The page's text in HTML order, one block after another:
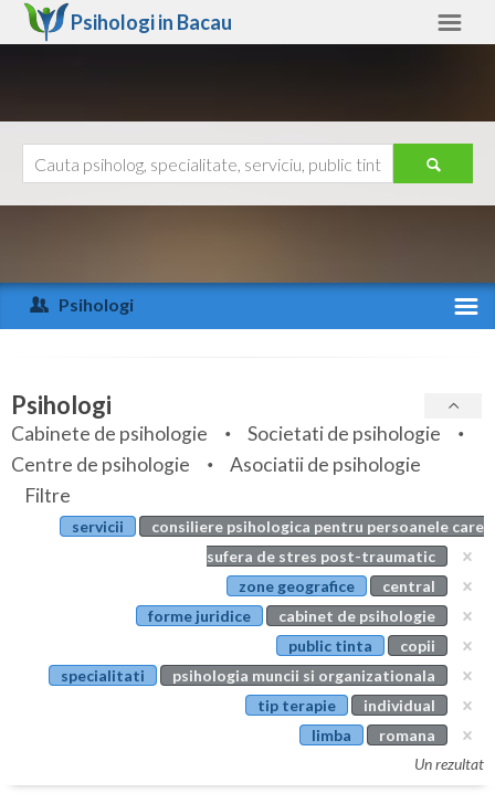
Psihologi in Bacau
Arad
Arges
Bihor
Bistrita-Nasaud
Botosani
Buzau
Ajutor
Psihologi
Specialitati
Servicii
Articole
Evenimente
Psihologi
Cabinete de psihologie
Societati de psihologie
Centre de psihologie
Asociatii de psihologie
Filtre
servicii
consiliere psihologica pentru persoanele care
sufera de stres post-traumatic
zone geografice
central
forme juridice
cabinet de psihologie
public tinta
copii
specialitati
psihologia muncii si organizationala
tip terapie
individual
limba
romana
Un rezultat